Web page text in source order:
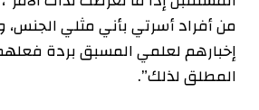
من أفراد أسرتي بأني مثلي الجنس،
إخبارهم لعلمي المسبق بردة
المطلق لذلك”.